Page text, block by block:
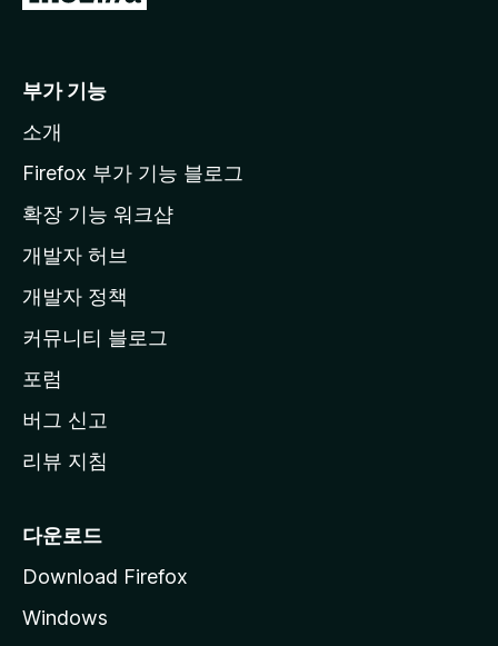
l
a
페
이
지
이
동
부가 기능
소개
Firefox 부가 기능 블로그
확장 기능 워크샵
개발자 허브
개발자 정책
커뮤니티 블로그
포럼
버그 신고
리뷰 지침
다운로드
Download Firefox
Windows